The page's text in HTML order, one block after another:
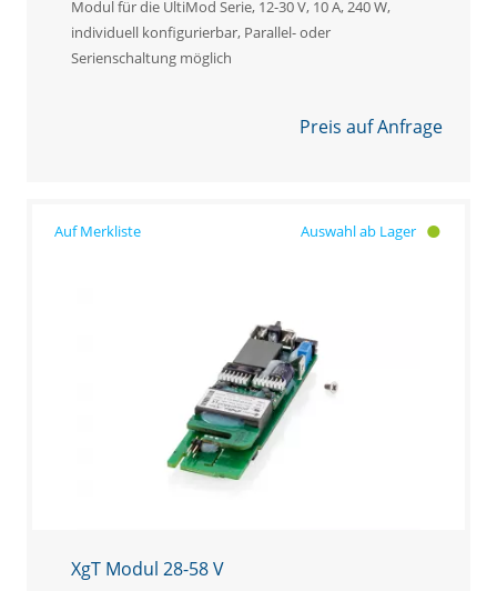
Modul für die UltiMod Serie, 12-30 V, 10 A, 240 W,
individuell konfigurierbar, Parallel- oder
Serienschaltung möglich
Preis auf Anfrage
Auswahl ab Lager
XgT Modul 28-58 V